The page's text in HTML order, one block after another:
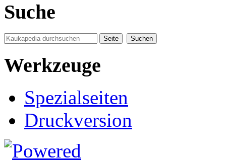
Suche
Werkzeuge
Spezialseiten
Druckversion